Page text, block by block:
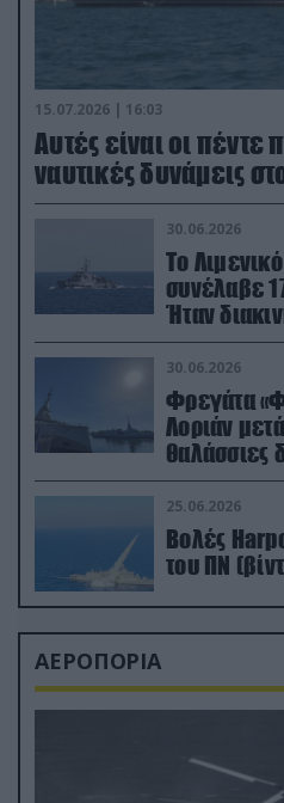
15.07.2026 | 16:03
Aυτές είναι οι πέντε
ναυτικές δυνάμεις
30.06.2026
Το
συνέλαβε
Ήταν
30.06.2026
Φρεγάτα
Λοριάν
θαλάσσιες δοκιμές στον
απαιτητικό
25.06.2026
Βολές
του ΠΝ
ΑΕΡΟΠΟΡΙΑ